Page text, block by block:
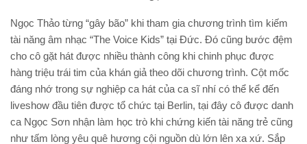
Ngọc Thảo từng “gây bão” khi tham gia chương trình tìm kiếm
tài năng âm nhạc “The Voice Kids” tại Đức. Đó cũng bước đệm
cho cô gặt hát được nhiều thành công khi chinh phục được
hàng triệu trái tim của khán giả theo dõi chương trình. Cột mốc
đáng nhớ trong sự nghiệp ca hát của ca sĩ nhí có thể kể đến
liveshow đầu tiên được tổ chức tại Berlin, tại đây cô được danh
ca Ngọc Sơn nhận làm học trò khi chứng kiến tài năng trẻ cũng
như tấm lòng yêu quê hương cội nguồn dù lớn lên xa xứ. Sắp